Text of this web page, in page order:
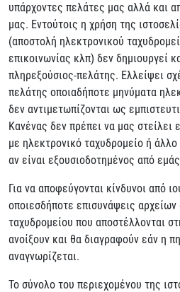
υπάρχοντες πελάτες μας αλλά και
μας. Εντούτοις η χρήση της
(αποστολή ηλεκτρονικού
επικοινωνίας κλπ) δεν δημιουργεί
πληρεξούσιος-πελάτης. Ελλείψει
πελάτης οποιαδήποτε μηνύματα
δεν αντιμετωπίζονται ως
Κανένας δεν πρέπει να μας στείλει
με ηλεκτρονικό ταχυδρομείο ή
αν είναι εξουσιοδοτημένος από
Για να αποφεύγονται κίνδυνοι από
οποιεσδήποτε επισυνάψεις
ταχυδρομείου που αποστέλλονται
ανοίξουν και θα διαγραφούν εάν η
αναγνωρίζεται.
Το σύνολο του περιεχομένου της